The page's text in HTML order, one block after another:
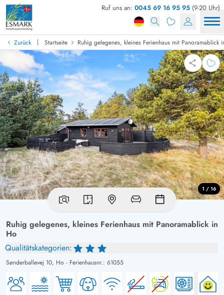
Ruf uns an: 0045 69 16 95 95 (9-20 Uhr)
Zurück | Startseite Ruhig gelegenes, kleines Ferienhaus mit Panoramablick
Ruhig gelegenes, kleines Ferienhaus mit Panoramablick in
Ho
Qualitätskategorien:
Sønderballevej 10, Ho - Ferienhausnr.: 61055
1 / 16